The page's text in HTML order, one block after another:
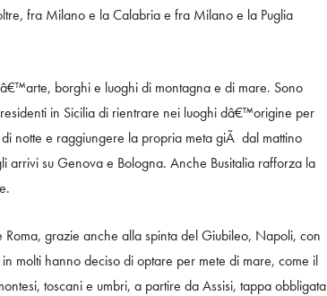
fra Milano e la Calabria e fra Milano e la Puglia
borghi e luoghi di montagna e di mare. Sono
in Sicilia di rientrare nei luoghi dâ€™origine per
notte e raggiungere la propria meta giÃ dal mattino
arrivi su Genova e Bologna. Anche Busitalia rafforza la
grazie anche alla spinta del Giubileo, Napoli, con
molti hanno deciso di optare per mete di mare, come il
toscani e umbri, a partire da Assisi, tappa obbligata